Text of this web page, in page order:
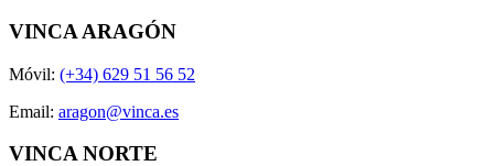
VINCA ARAGÓN
Móvil: (+34) 629 51 56 52
Email: aragon@vinca.es
VINCA NORTE